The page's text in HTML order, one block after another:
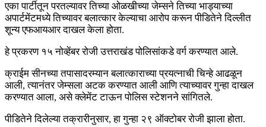
एका पार्टीतून परतल्यावर तिच्या ओळखीच्या जेम्सने तिच्या भाड्याच्या
अपार्टमेंटमध्ये तिच्यावर बलात्कार केल्याचा आरोप करून पीडितेने दिल्लीत
शून्य एफआयआर दाखल केला होता.
हे प्रकरण १५ नोव्हेंबर रोजी उत्तराखंड पोलिसांकडे वर्ग करण्यात आले.
क्राईम सीनच्या तपासादरम्यान बलात्काराच्या प्रयत्नाची चिन्हे आढळून
आली, त्यानंतर जेम्सला अटक करण्यात आली आणि त्याच्यावर गुन्हा दाखल
करण्यात आला, असे क्लेमेंट टाऊन पोलिस स्टेशनने सांगितले.
पीडितेने दिलेल्या तक्रारीनुसार, हा गुन्हा २९ ऑक्टोबर रोजी झाला होता.